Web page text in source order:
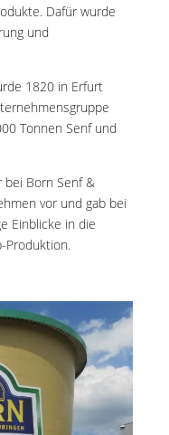
Dafür wurde
und
1820 in Erfurt
Tonnen Senf und
bei Born Senf &
vor und gab bei
Einblicke in die
Produktion.